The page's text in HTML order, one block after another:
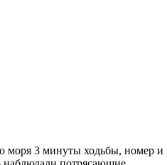
моря 3 минуты ходьбы, номер и